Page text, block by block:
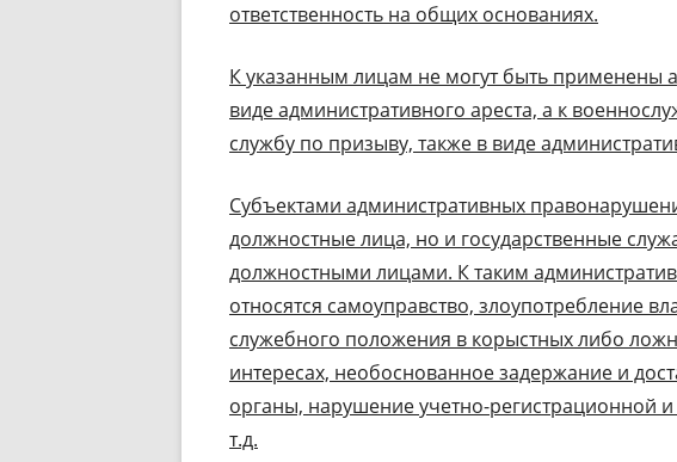
ответственность на общих основаниях.
К указанным лицам не могут быть применены
виде административного ареста, а к
службу по призыву, также в виде
Субъектами административных
должностные лица, но и государственные
должностными лицами. К таким
относятся самоуправство, злоупотребление
служебного положения в корыстных либо
интересах, необоснованное задержание и
органы, нарушение учетно-регистрационной
т.д.